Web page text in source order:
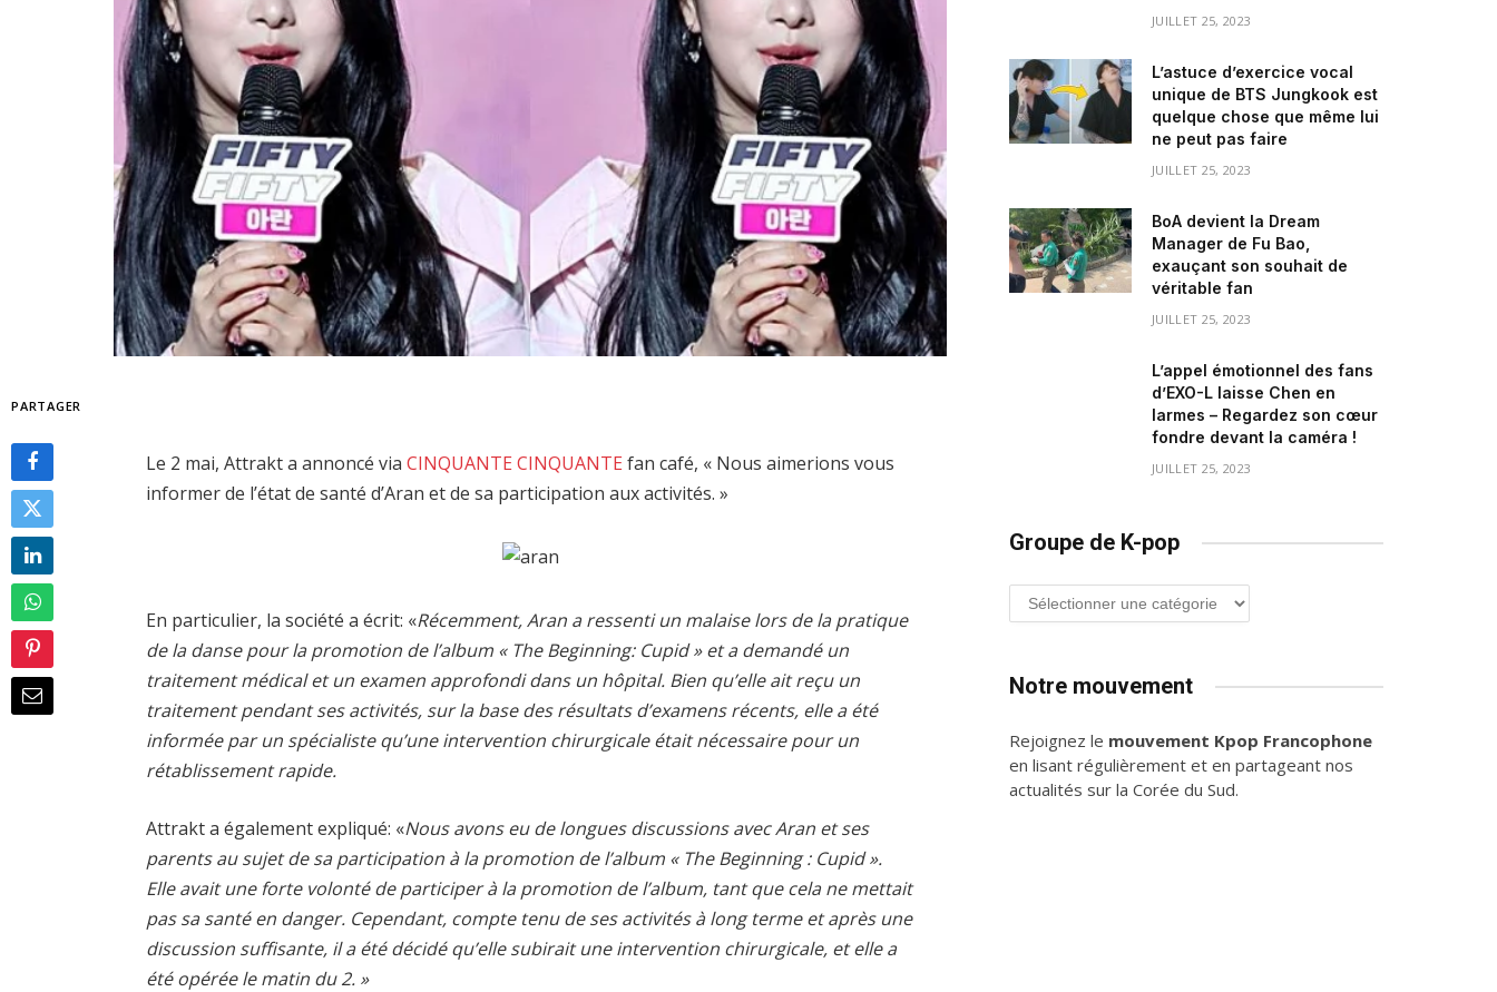
PARTAGER
Le 2 mai, Attrakt a annoncé viaCINQUANTE CINQUANTE fan café, « Nous aimerions vous
informer de l’état de santé d’Aran et de sa participation aux activités. »
En particulier, la société a écrit: «Récemment, Aran a ressenti un malaise lors de la pratique
de la danse pour la promotion de l’album « The Beginning: Cupid » et a demandé un
traitement médical et un examen approfondi dans un hôpital. Bien qu’elle ait reçu un
traitement pendant ses activités, sur la base des résultats d’examens récents, elle a été
informée par un spécialiste qu’une intervention chirurgicale était nécessaire pour un
rétablissement rapide.
Attrakt a également expliqué: «Nous avons eu de longues discussions avec Aran et ses
parents au sujet de sa participation à la promotion de l’album « The Beginning : Cupid ».
Elle avait une forte volonté de participer à la promotion de l’album, tant que cela ne mettait
pas sa santé en danger. Cependant, compte tenu de ses activités à long terme et après une
discussion suffisante, il a été décidé qu’elle subirait une intervention chirurgicale, et elle a
été opérée le matin du 2. »
JUILLET 25, 2023
L’astuce d’exercice vocal
unique de BTS Jungkook est
quelque chose que même lui
ne peut pas faire
JUILLET 25, 2023
BoA devient la Dream
Manager de Fu Bao,
exauçant son souhait de
véritable fan
JUILLET 25, 2023
L’appel émotionnel des fans
d’EXO-L laisse Chen en
larmes – Regardez son cœur
fondre devant la caméra !
JUILLET 25, 2023
Groupe de K-pop
Groupe
de
Notre mouvement
Rejoignez le mouvement Kpop Francophone
en lisant régulièrement et en partageant nos
actualités sur la Corée du Sud.